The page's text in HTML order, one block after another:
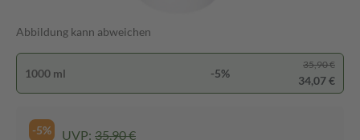
Abbildung kann abweichen
1000 ml -5%
35,90 €
34,07 €
-5% UVP: 35,90 €